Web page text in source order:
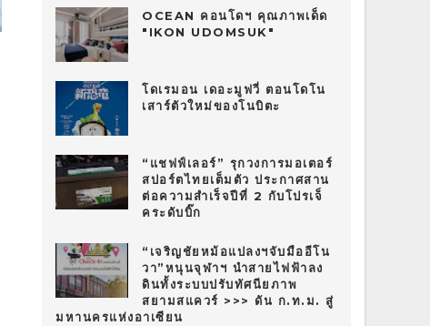
OCEAN คอนโดฯ คุณภาพเด็ด
"IKON UDOMSUK"
โดเรมอน เดอะมูฟวี่ ตอนโดโน
เสาร์ตัวใหม่ของโนบิตะ
“แชฟฟ์เลอร์” รุกวงการมอเตอร์
สปอร์ตไทยเต็มตัว ประกาศสาน
ต่อความสำเร็จปีที่ 2 กับโปรเจ็
คระดับบิ๊ก
“เจริญชัยหม้อแปลงฯจับมืออีโน
วา”หนุนจุฬาฯ นำสายไฟฟ้าลง
ดินทั้งระบบปรับทัศนียภาพ
สยามสแควร์ >>> ดัน ก.ท.ม. สู่
มหานครแห่งอาเซียน